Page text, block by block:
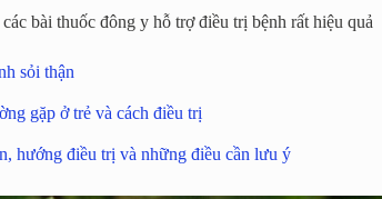
bài thuốc đông y hỗ trợ điều trị bệnh rất hiệu quả
sỏi thận
gặp ở trẻ và cách điều trị
hướng điều trị và những điều cần lưu ý